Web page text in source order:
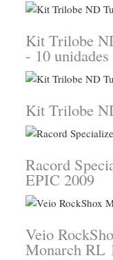
Kit Trilobe
- 10 unidades
Kit Trilobe
Racord
EPIC 2009
Veio
Monarch RL